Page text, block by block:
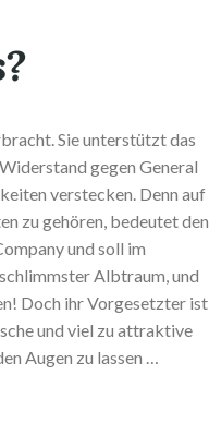
Sie unterstützt das
gegen General
verstecken. Denn auf
zu gehören, bedeutet den
und soll im
Albtraum, und
Doch ihr Vorgesetzter ist
und viel zu attraktive
Augen zu lassen …